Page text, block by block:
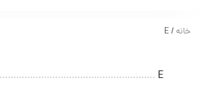
خانه/ E
E